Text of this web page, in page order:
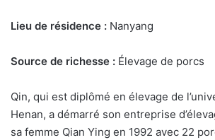
Lieu de résidence : Nanyang
Source de richesse : Élevage de porcs
Qin, qui est diplômé en élevage de
Henan, a démarré son entreprise
sa femme Qian Ying en 1992 avec 22